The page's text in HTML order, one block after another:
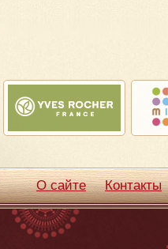
О сайте Контакты